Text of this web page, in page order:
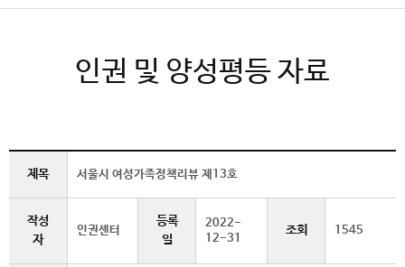
인권 및 양성평등 자료
제목 서울시 여성가족정책리뷰 제13호
작성
자
인권센터
등록
일
2022-
12-31
조회 1545